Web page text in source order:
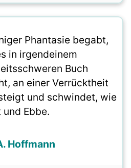
Phantasie begabt,
in irgendeinem
Buch
an einer Verrücktheit
und schwindet, wie
und Ebbe.
Hoffmann